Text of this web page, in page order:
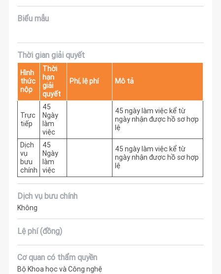
Biểu mẫu
Thời gian giải quyết
Hình
thức
nộp
Thời
hạn
giải
quyết
Phí, lệ phí Mô tả
Trực
tiếp
45
Ngày
làm
việc
45 ngày làm việc kể từ
ngày nhận được hồ sơ hợp
lệ
Dịch
vụ
bưu
chính
45
Ngày
làm
việc
45 ngày làm việc kể từ
ngày nhận được hồ sơ hợp
lệ
Dịch vụ bưu chính
Không
Lệ phí (đồng)
Cơ quan có thẩm quyền
Bộ Khoa học và Công nghệ